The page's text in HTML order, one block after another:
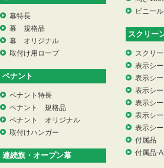
幕特長
幕 規格品
幕 オリジナル
取付け用ロープ
ペナント
ペナント特長
ペナント 規格品
ペナント オリジナル
取付けハンガー
連続旗・オープン幕
ビニー
スクリー
スクリ
表示シ
表示シ
表示シ
表示シ
表示シ
表示シ
付属品
付属品-